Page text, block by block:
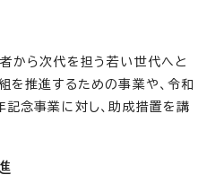
から次代を担う若い世代へと
を推進するための事業や、令和
念事業に対し、助成措置を講